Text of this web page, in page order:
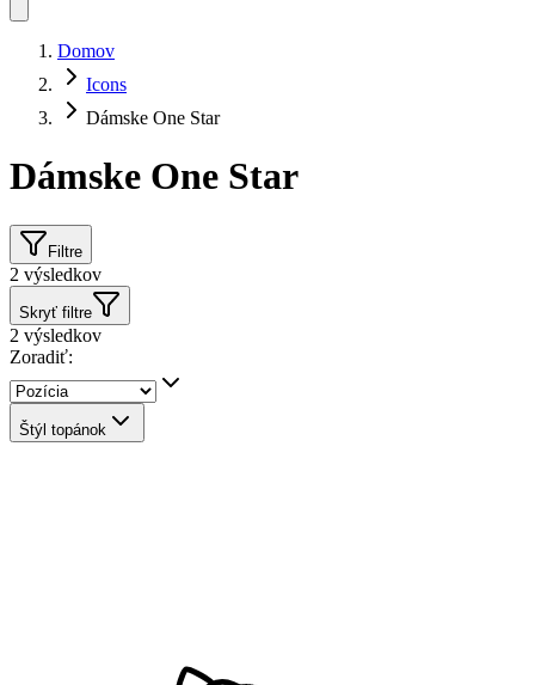
Domov
Icons
Dámske One Star
Dámske One Star
Filtre
2 výsledkov
Skryť filtre
2 výsledkov
Zoradiť:
Štýl topánok